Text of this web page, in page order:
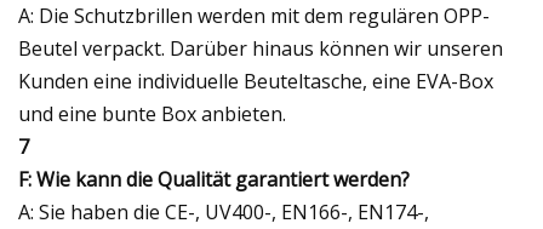
A: Die Schutzbrillen werden mit dem regulären OPP-
Beutel verpackt. Darüber hinaus können wir unseren
Kunden eine individuelle Beuteltasche, eine EVA-Box
und eine bunte Box anbieten.
7
F: Wie kann die Qualität garantiert werden?
A: Sie haben die CE-, UV400-, EN166-, EN174-,